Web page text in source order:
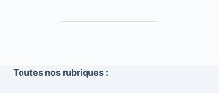
Toutes nos rubriques :